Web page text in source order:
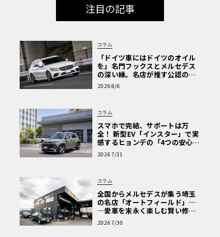
注目の記事
コラム
「ドイツ車にはドイツのオイル
を」名門フックスとメルセデス
の深い縁。名店が推す公認の安
心と、Cクラスで味わうシルキー
な走り〈PR〉
2026 8/6
コラム
スマホで完結、サポートは万
全！ 新型EV「インスター」で実
感するヒョンデの「4つの安心」
【第1回・ヒョンデ6つの疑問：
Why? Hyundai?】〈PR〉
2026 7/31
コラム
全国からメルセデスが集う埼玉
の名店「オートフィールド」─
─愛車を末永く楽しむ賢い修理
術と、プロがフックス製オイル
を選ぶ理由〈PR〉
2026 7/30